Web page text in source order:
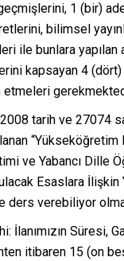
1 (bir)
bilimsel
ile bunlara yapılan
kapsayan 4
etmeleri
tarih ve 27074
“Yükseköğretim
ve Yabancı Dille
Esaslara
ders verebiliyor
İlanımızın Süresi,
itibaren 15 (on